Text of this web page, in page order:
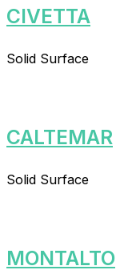
CIVETTA
Solid Surface
CALTEMAR
Solid Surface
MONTALTO